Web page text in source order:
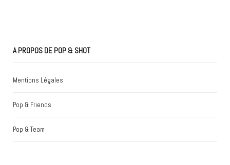
A PROPOS DE POP & SHOT
Mentions Légales
Pop & Friends
Pop & Team